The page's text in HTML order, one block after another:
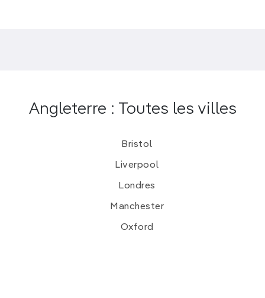
Angleterre : Toutes les villes
Bristol
Liverpool
Londres
Manchester
Oxford